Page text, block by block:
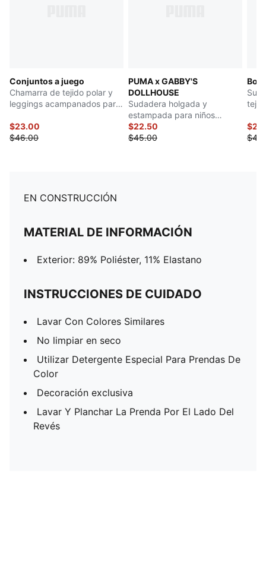
Conjuntos a juego
Chamarra de tejido polar y
leggings acampanados para
$23.00
$46.00
PUMA x GABBY'S
DOLLHOUSE
Sudadera holgada y
estampada para niños
pequeños
$22.50
$45.00
EN CONSTRUCCIÓN
MATERIAL DE INFORMACIÓN
Exterior: 89% Poliéster, 11% Elastano
INSTRUCCIONES DE CUIDADO
Lavar Con Colores Similares
No limpiar en seco
Utilizar Detergente Especial Para Prendas De
Color
Decoración exclusiva
Lavar Y Planchar La Prenda Por El Lado Del
Revés